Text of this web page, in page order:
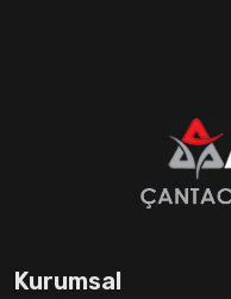
Kurumsal